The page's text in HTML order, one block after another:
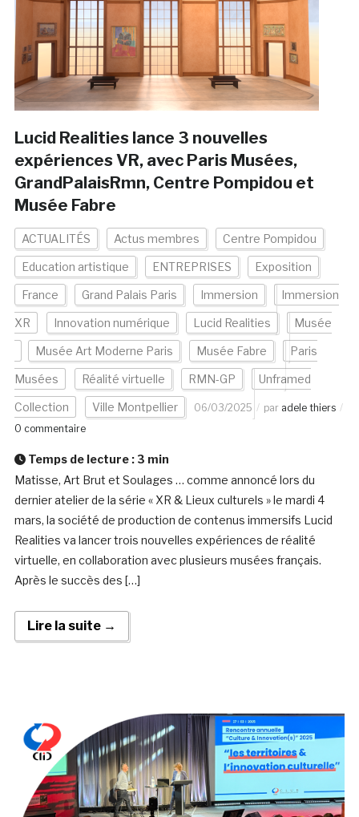
Lucid Realities lance 3 nouvelles
expériences VR, avec Paris Musées,
GrandPalaisRmn, Centre Pompidou et
Musée Fabre
ACTUALITÉS Actus membres Centre Pompidou
Education artistique ENTREPRISES Exposition
France Grand Palais Paris Immersion Immersion
XR Innovation numérique Lucid Realities Musée
Musée Art Moderne Paris Musée Fabre Paris
Musées Réalité virtuelle RMN-GP Unframed
Collection Ville Montpellier 06/03/2025 par adele thiers
0 commentaire
Temps de lecture : 3 min
Matisse, Art Brut et Soulages … comme annoncé lors du
dernier atelier de la série « XR & Lieux culturels » le mardi 4
mars, la société de production de contenus immersifs Lucid
Realities va lancer trois nouvelles expériences de réalité
virtuelle, en collaboration avec plusieurs musées français.
Après le succès des […]
Lire la suite →